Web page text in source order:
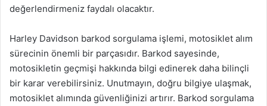
değerlendirmeniz faydalı olacaktır.
Harley Davidson barkod sorgulama işlemi, motosiklet alım
sürecinin önemli bir parçasıdır. Barkod sayesinde,
motosikletin geçmişi hakkında bilgi edinerek daha bilinçli
bir karar verebilirsiniz. Unutmayın, doğru bilgiye ulaşmak,
motosiklet alımında güvenliğinizi artırır. Barkod sorgulama